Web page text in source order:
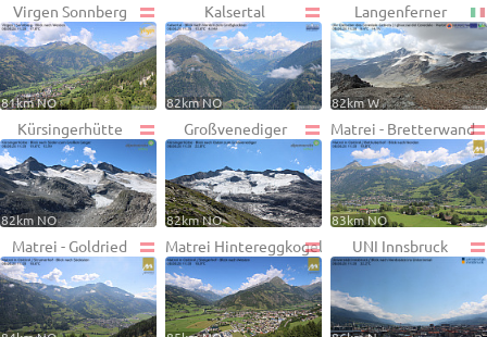
Virgen Sonnberg
81km NO
Kalsertal
82km NO
Langenferner
82km W
Kürsingerhütte
82km NO
Großvenediger
82km NO
Matrei - Bretterwand
83km NO
Matrei - Goldried Matrei Hintereggkogel UNI Innsbruck